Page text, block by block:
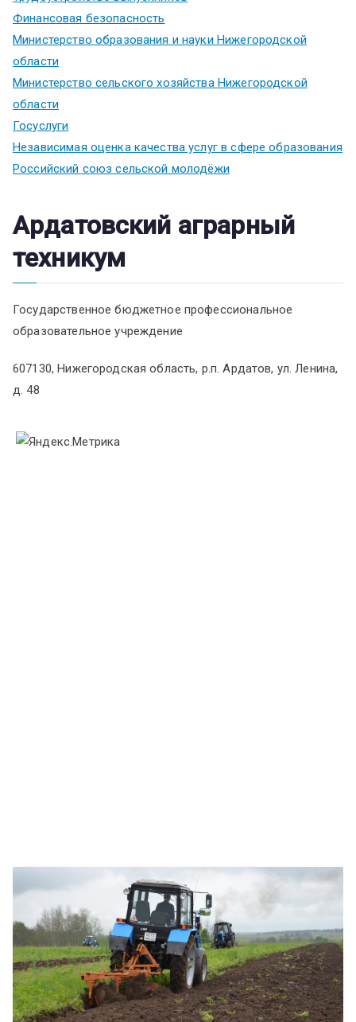
Финансовая безопасность
Министерство образования и науки Нижегородской
области
Министерство сельского хозяйства Нижегородской
области
Госуслуги
Независимая оценка качества услуг в сфере образования
Российский союз сельской молодёжи
Ардатовский аграрный
техникум
Государственное бюджетное профессиональное
образовательное учреждение
607130, Нижегородская область, р.п. Ардатов, ул. Ленина,
д. 48